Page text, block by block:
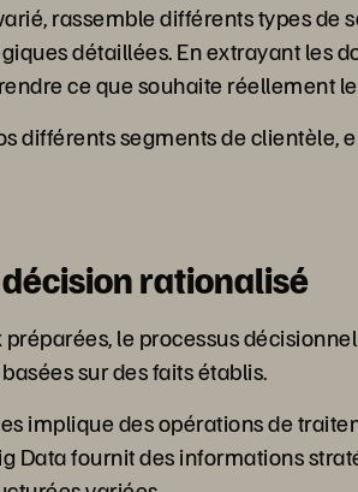
rassemble différents types
détaillées. En extrayant les
ce que souhaite réellement
différents segments de
rationalisé
le processus
sur des faits établis.
implique des opérations de
Data fournit des informations